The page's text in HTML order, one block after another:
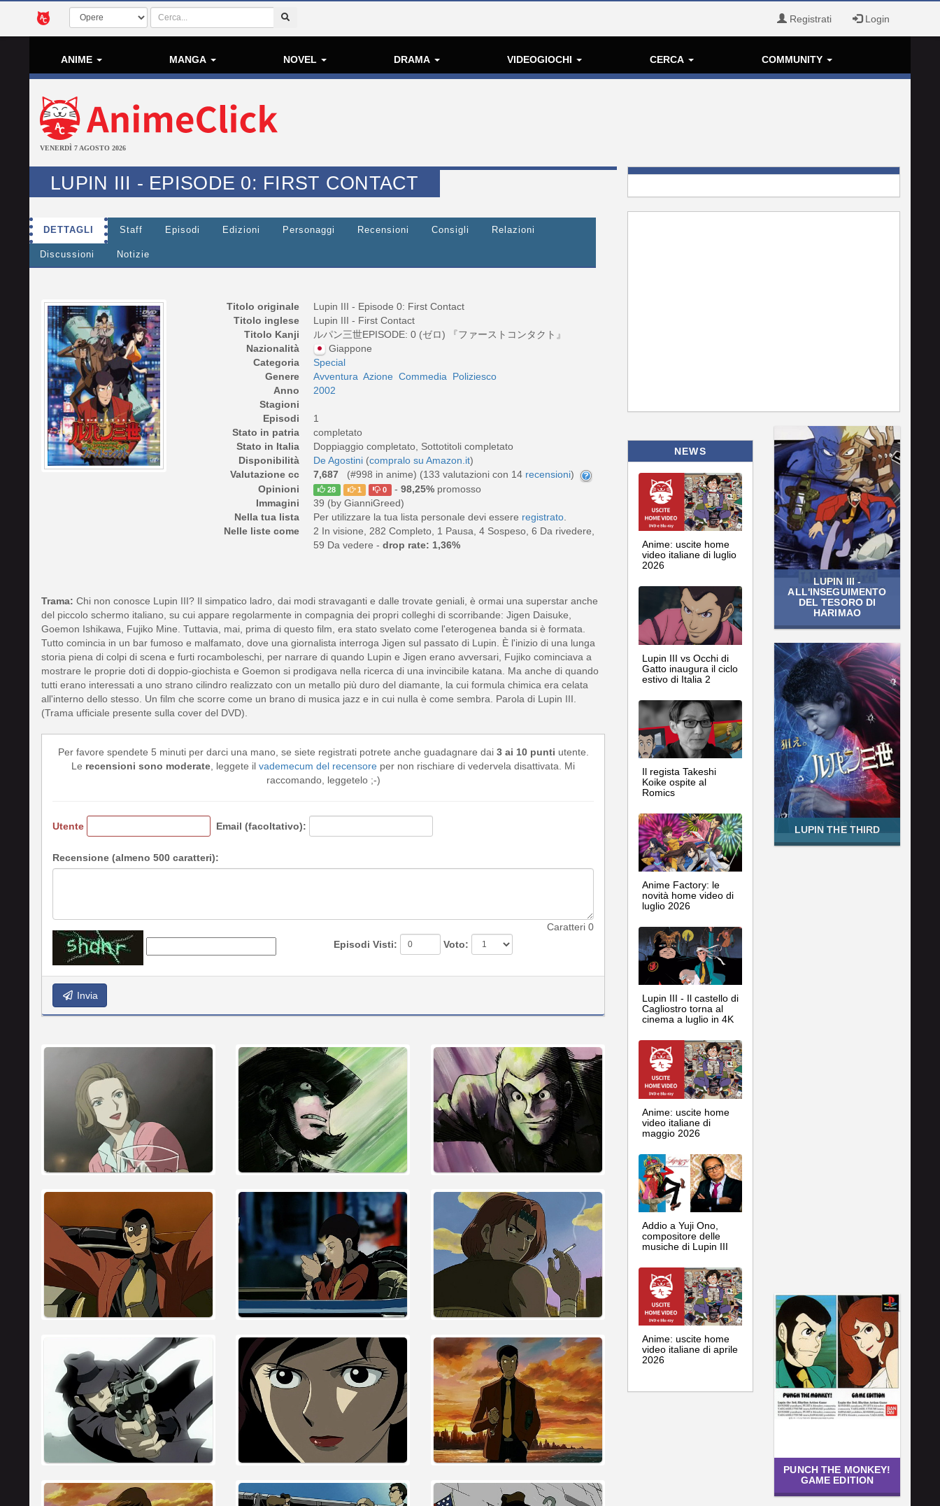
Registrati Login
ANIME MANGA NOVEL DRAMA VIDEOGIOCHI CERCA COMMUNITY
VENERDÌ 7 AGOSTO 2026
LUPIN III - EPISODE 0: FIRST CONTACT
DETTAGLI Staff Episodi Edizioni Personaggi Recensioni Consigli Relazioni
Discussioni Notizie
Titolo originale
Lupin III - Episode 0: First Contact
Titolo inglese
Lupin III - First Contact
Titolo Kanji
ルパン三世EPISODE: 0 (ゼロ) 『ファーストコンタクト』
Nazionalità
Giappone
Categoria
Special
Genere
Avventura Azione Commedia Poliziesco
Anno
2002
Stagioni
Episodi
1
Stato in patria
completato
Stato in Italia
Doppiaggio completato, Sottotitoli completato
Disponibilità
De Agostini (compralo su Amazon.it)
Valutazione cc
7,687 (#998 in anime) (133 valutazioni con 14 recensioni)
Opinioni
28 1 0 - 98,25%promosso
Immagini
39 (by GianniGreed)
Nella tua lista
Per utilizzare la tua lista personale devi essere registrato
Nelle liste come
2 In visione, 282 Completo, 1 Pausa, 4 Sospeso, 6 Da rivedere,
59 Da vedere - drop rate: 1,36%
Trama: Chi non conosce Lupin III? Il simpatico ladro, dai modi stravaganti e dalle trovate geniali, è ormai una superstar anche
del piccolo schermo italiano, su cui appare regolarmente in compagnia dei propri colleghi di scorribande: Jigen Daisuke,
Goemon Ishikawa, Fujiko Mine. Tuttavia, mai, prima di questo film, era stato svelato come l'eterogenea banda si è formata.
Tutto comincia in un bar fumoso e malfamato, dove una giornalista interroga Jigen sul passato di Lupin. È l'inizio di una lunga
storia piena di colpi di scena e furti rocamboleschi, per narrare di quando Lupin e Jigen erano avversari, Fujiko cominciava a
mostrare le proprie doti di doppio-giochista e Goemon si prodigava nella ricerca di una invincibile katana. Ma anche di quando
tutti erano interessati a uno strano cilindro realizzato con un metallo più duro del diamante, la cui formula chimica era celata
all'interno dello stesso. Un film che scorre come un brano di musica jazz e in cui nulla è come sembra. Parola di Lupin III.
(Trama ufficiale presente sulla cover del DVD).
Per favore spendete 5 minuti per darci una mano, se siete registrati potrete anche guadagnare dai 3 ai 10 punti utente.
Le recensioni sono moderate , leggete il vademecum del recensore per non rischiare di vedervela disattivata. Mi
raccomando, leggetelo ;-)
Utente Email (facoltativo):
Recensione (almeno 500 caratteri):
Caratteri 0
Episodi Visti:
Voto:
Invia
NEWS
Anime: uscite home
video italiane di luglio
2026
Lupin III vs Occhi di
Gatto inaugura il ciclo
estivo di Italia 2
Il regista Takeshi
Koike ospite al
Romics
Anime Factory: le
novità home video di
luglio 2026
Lupin III - Il castello di
Cagliostro torna al
cinema a luglio in 4K
Anime: uscite home
video italiane di
maggio 2026
Addio a Yuji Ono,
compositore delle
musiche di Lupin III
Anime: uscite home
video italiane di aprile
2026
LUPIN III -
ALL'INSEGUIMENTO
DEL TESORO DI
HARIMAO
LUPIN THE THIRD
PUNCH THE MONKEY!
GAME EDITION